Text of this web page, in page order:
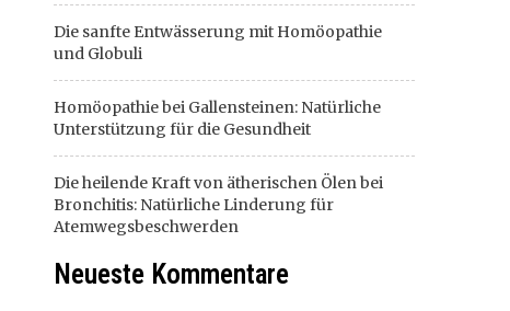
Die sanfte Entwässerung mit Homöopathie
und Globuli
Homöopathie bei Gallensteinen: Natürliche
Unterstützung für die Gesundheit
Die heilende Kraft von ätherischen Ölen bei
Bronchitis: Natürliche Linderung für
Atemwegsbeschwerden
Neueste Kommentare